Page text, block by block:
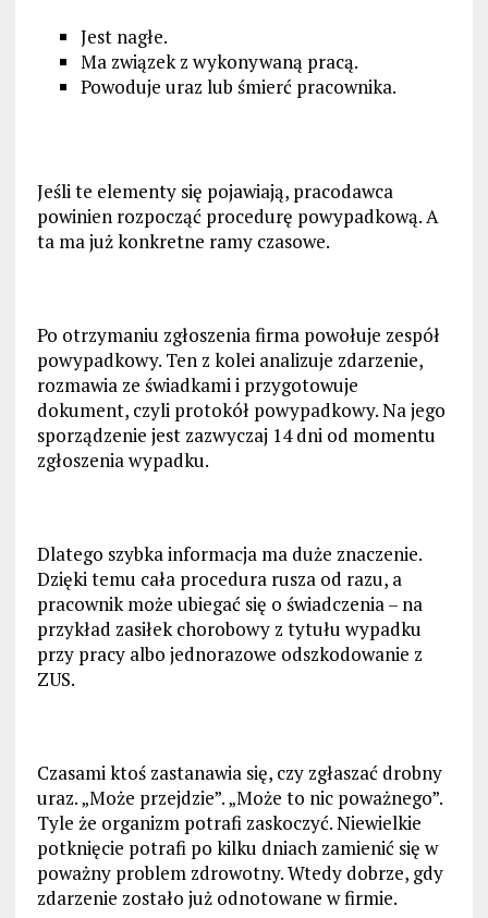
Jest nagłe.
Ma związek z wykonywaną pracą.
Powoduje uraz lub śmierć pracownika.
Jeśli te elementy się pojawiają, pracodawca
powinien rozpocząć procedurę powypadkową. A
ta ma już konkretne ramy czasowe.
Po otrzymaniu zgłoszenia firma powołuje zespół
powypadkowy. Ten z kolei analizuje zdarzenie,
rozmawia ze świadkami i przygotowuje
dokument, czyli protokół powypadkowy. Na jego
sporządzenie jest zazwyczaj 14 dni od momentu
zgłoszenia wypadku.
Dlatego szybka informacja ma duże znaczenie.
Dzięki temu cała procedura rusza od razu, a
pracownik może ubiegać się o świadczenia – na
przykład zasiłek chorobowy z tytułu wypadku
przy pracy albo jednorazowe odszkodowanie z
ZUS.
Czasami ktoś zastanawia się, czy zgłaszać drobny
uraz. „Może przejdzie”. „Może to nic poważnego”.
Tyle że organizm potrafi zaskoczyć. Niewielkie
potknięcie potrafi po kilku dniach zamienić się w
poważny problem zdrowotny. Wtedy dobrze, gdy
zdarzenie zostało już odnotowane w firmie.